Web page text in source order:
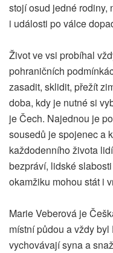
stojí osud jedné rodiny,
i události po válce
Život ve vsi probíhal
pohraničních
zasadit, sklidit, přežít
doba, kdy je nutné si
je Čech. Najednou je
sousedů je spojenec a
každodenního života
bezpráví, lidské
okamžiku mohou stát i
Marie Veberová je
místní půdou a vždy
vychovávají syna a